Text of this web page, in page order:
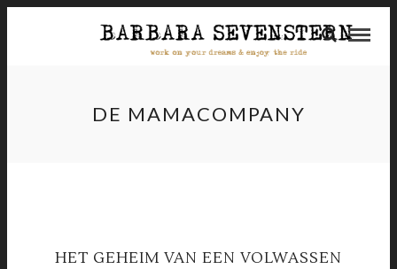
DE MAMACOMPANY
HET GEHEIM VAN EEN VOLWASSEN